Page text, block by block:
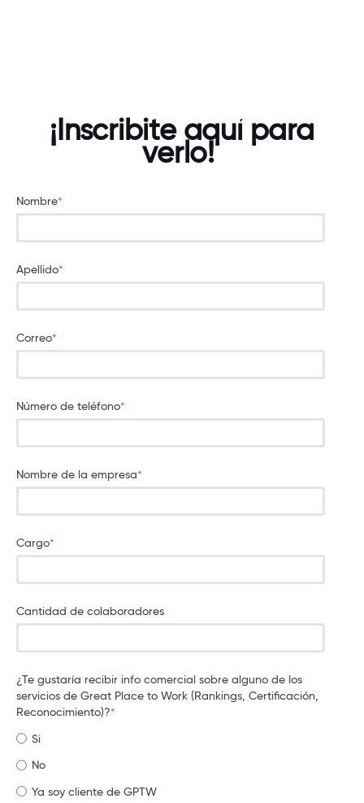
¡Inscribite aquí para
verlo!
Nombre*
Apellido*
Correo*
Número de teléfono*
Nombre de la empresa*
Cargo*
Cantidad de colaboradores
¿Te gustaría recibir info comercial sobre alguno de los
servicios de Great Place to Work (Rankings, Certificación,
Reconocimiento)?*
Si
No
Ya soy cliente de GPTW